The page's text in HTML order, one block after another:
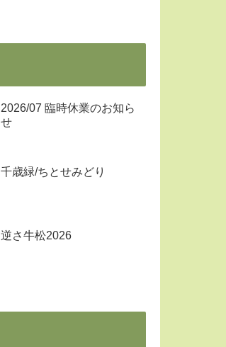
2026/07 臨時休業のお知ら
せ
千歳緑/ちとせみどり
逆さ牛松2026